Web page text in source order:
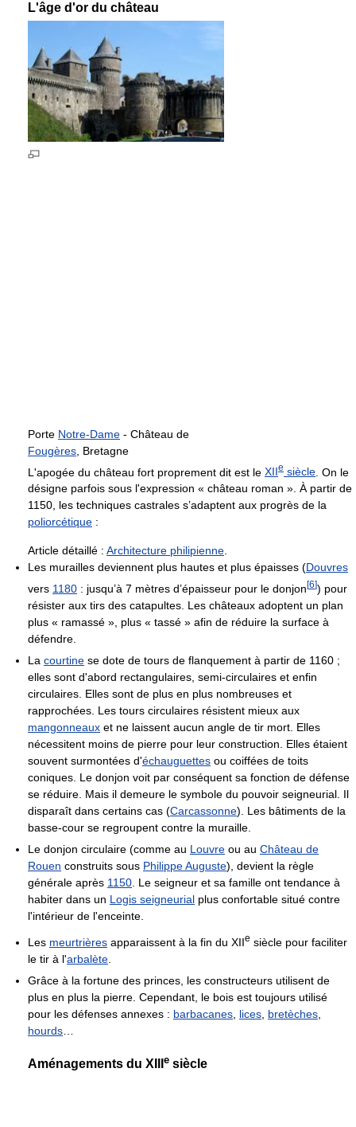
L'âge d'or du château
Porte Notre-Dame - Château de
Fougères , Bretagne
L'apogée du château fort proprement dit est le XIIe siècle . On le
désigne parfois sous l'expression « château roman ». À partir de
1150, les techniques castrales s’adaptent aux progrès de la
poliorcétique :
Article détaillé : Architecture philipienne.
Les murailles deviennent plus hautes et plus épaisses (Douvres
vers 1180 : jusqu’à 7 mètres d’épaisseur pour le donjon [6]) pour
résister aux tirs des catapultes. Les châteaux adoptent un plan
plus « ramassé », plus « tassé » afin de réduire la surface à
défendre.
La courtine se dote de tours de flanquement à partir de 1160 ;
elles sont d'abord rectangulaires, semi-circulaires et enfin
circulaires. Elles sont de plus en plus nombreuses et
rapprochées. Les tours circulaires résistent mieux aux
mangonneaux et ne laissent aucun angle de tir mort. Elles
nécessitent moins de pierre pour leur construction. Elles étaient
souvent surmontées d'échauguettes ou coiffées de toits
coniques. Le donjon voit par conséquent sa fonction de défense
se réduire. Mais il demeure le symbole du pouvoir seigneurial. Il
disparaît dans certains cas (Carcassonne). Les bâtiments de la
basse-cour se regroupent contre la muraille.
Le donjon circulaire (comme au Louvre ou au Château de
Rouen construits sous Philippe Auguste), devient la règle
générale après 1150 . Le seigneur et sa famille ont tendance à
habiter dans un Logis seigneurial plus confortable situé contre
l'intérieur de l'enceinte.
Les meurtrières apparaissent à la fin du XIIe siècle pour faciliter
le tir à l'arbalète
Grâce à la fortune des princes, les constructeurs utilisent de
plus en plus la pierre. Cependant, le bois est toujours utilisé
pour les défenses annexes : barbacanes lices bretèches
hourds
Aménagements du XIII e siècle